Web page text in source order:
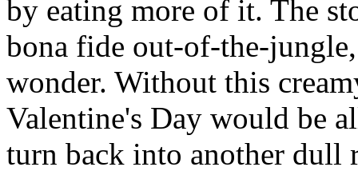
by eating more of it. The
bona fide out-of-the-
wonder. Without this
Valentine's Day would be
turn back into another dull